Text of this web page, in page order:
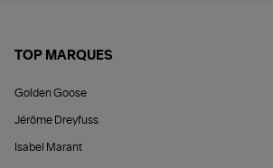
TOP MARQUES
Golden Goose
Jérôme Dreyfuss
Isabel Marant